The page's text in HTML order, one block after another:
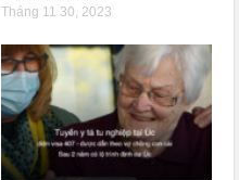
Tháng 11 30, 2023